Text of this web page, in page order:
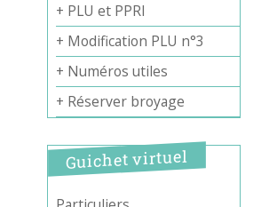
+ PLU et PPRI
+ Modification PLU n°3
+ Numéros utiles
+ Réserver broyage
Guichet virtuel